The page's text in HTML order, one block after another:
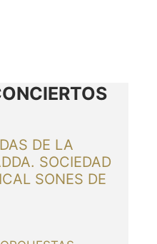
DE LA
SOCIEDAD
SONES DE